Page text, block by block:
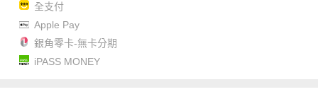
全支付
Apple Pay
銀角零卡-無卡分期
iPASS MONEY